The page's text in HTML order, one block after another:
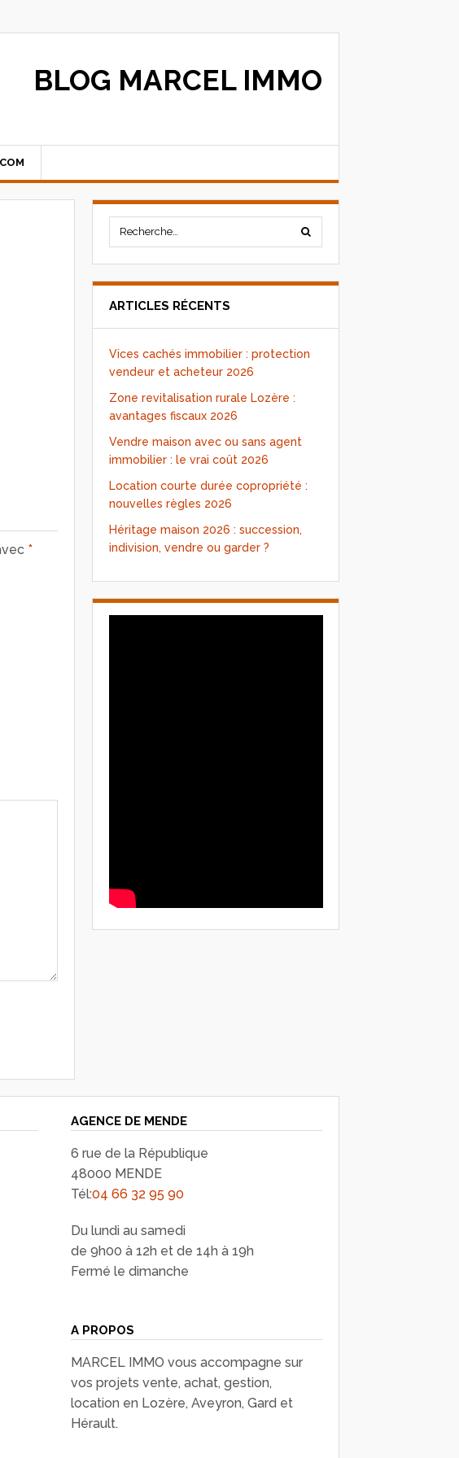
BLOG MARCEL IMMO
*
ARTICLES RÉCENTS
Vices cachés immobilier : protection
vendeur et acheteur 2026
Zone revitalisation rurale Lozère :
avantages fiscaux 2026
Vendre maison avec ou sans agent
immobilier : le vrai coût 2026
Location courte durée copropriété :
nouvelles règles 2026
Héritage maison 2026 : succession,
indivision, vendre ou garder ?
AGENCE DE MENDE
6 rue de la République
48000 MENDE
Tél:04 66 32 95 90
Du lundi au samedi
de 9h00 à 12h et de 14h à 19h
Fermé le dimanche
A PROPOS
MARCEL IMMO vous accompagne sur
vos projets vente, achat, gestion,
location en Lozère, Aveyron, Gard et
Hérault.